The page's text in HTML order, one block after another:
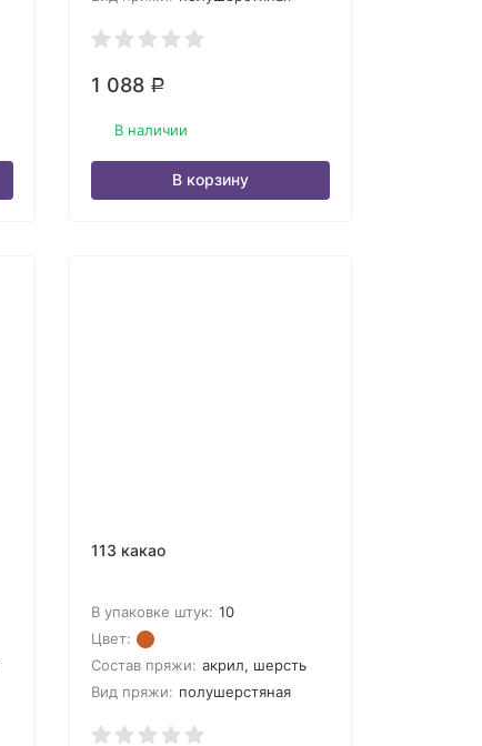
1 088 Р
В наличии
В корзину
113 какао
В упаковке штук: 10
Цвет:
Состав пряжи: акрил, шерсть
Вид пряжи: полушерстяная